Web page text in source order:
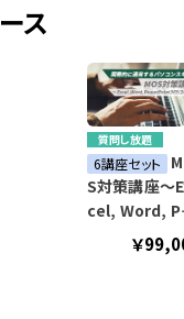
ス
質問し放題
6講座セット
S対策講座～
cel, Word,
werPoint
2019～
￥